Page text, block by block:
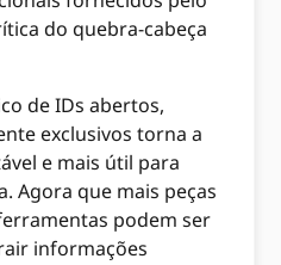
do quebra-cabeça
de IDs abertos,
exclusivos torna a
e mais útil para
Agora que mais peças
podem ser
informações